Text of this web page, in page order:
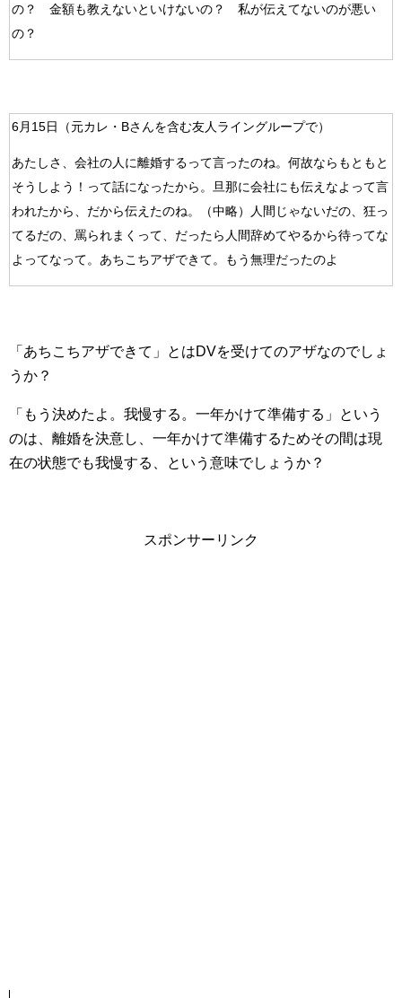
の？ 金額も教えないといけないの？ 私が伝えてないのが悪い
の？
6月15日（元カレ・Bさんを含む友人ライングループで）
あたしさ、会社の人に離婚するって言ったのね。何故ならもともと
そうしよう！って話になったから。旦那に会社にも伝えなよって言
われたから、だから伝えたのね。（中略）人間じゃないだの、狂っ
てるだの、罵られまくって、だったら人間辞めてやるから待ってな
よってなって。あちこちアザできて。もう無理だったのよ
「あちこちアザできて」とはDVを受けてのアザなのでしょ
うか？
「もう決めたよ。我慢する。一年かけて準備する」という
のは、離婚を決意し、一年かけて準備するためその間は現
在の状態でも我慢する、という意味でしょうか？
スポンサーリンク